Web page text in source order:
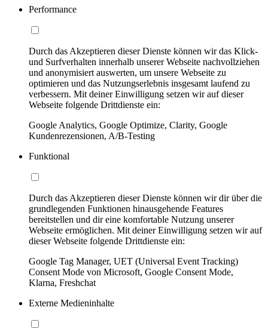
Performance
Durch das Akzeptieren dieser Dienste können wir das Klick-
und Surfverhalten innerhalb unserer Webseite nachvollziehen
und anonymisiert auswerten, um unsere Webseite zu
optimieren und das Nutzungserlebnis insgesamt laufend zu
verbessern. Mit deiner Einwilligung setzen wir auf dieser
Webseite folgende Drittdienste ein:
Google Analytics, Google Optimize, Clarity, Google
Kundenrezensionen, A/B-Testing
Funktional
Durch das Akzeptieren dieser Dienste können wir dir über die
grundlegenden Funktionen hinausgehende Features
bereitstellen und dir eine komfortable Nutzung unserer
Webseite ermöglichen. Mit deiner Einwilligung setzen wir auf
dieser Webseite folgende Drittdienste ein:
Google Tag Manager, UET (Universal Event Tracking)
Consent Mode von Microsoft, Google Consent Mode,
Klarna, Freshchat
Externe Medieninhalte